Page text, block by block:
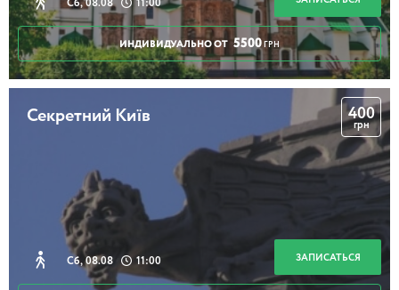
3 часа
Обзорная экскурсия на транспорте
3 часа
Сб, 08.08 11:00
ИНДИВИДУАЛЬНО ОТ 5500 ГРН
Секретний Київ
Сб, 08.08 11:00
400
грн
ЗАПИСАТЬСЯ